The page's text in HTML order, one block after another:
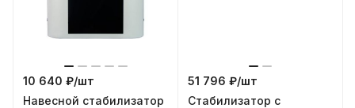
10 640 ₽/шт
Навесной стабилизатор
51 796 ₽/шт
Cтабилизатор с